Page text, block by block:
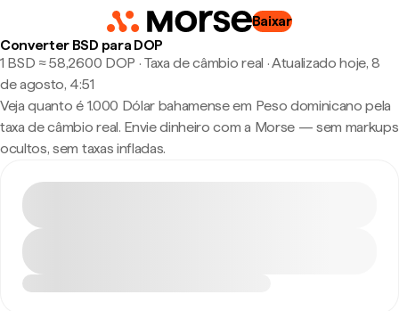
Baixar
Converter BSD para DOP
1 BSD ≈ 58,2600 DOP · Taxa de câmbio real ·Atualizado hoje, 8
de agosto, 4:51
Veja quanto é 1.000 Dólar bahamense em Peso dominicano pela
taxa de câmbio real. Envie dinheiro com a Morse — sem markups
ocultos, sem taxas infladas.